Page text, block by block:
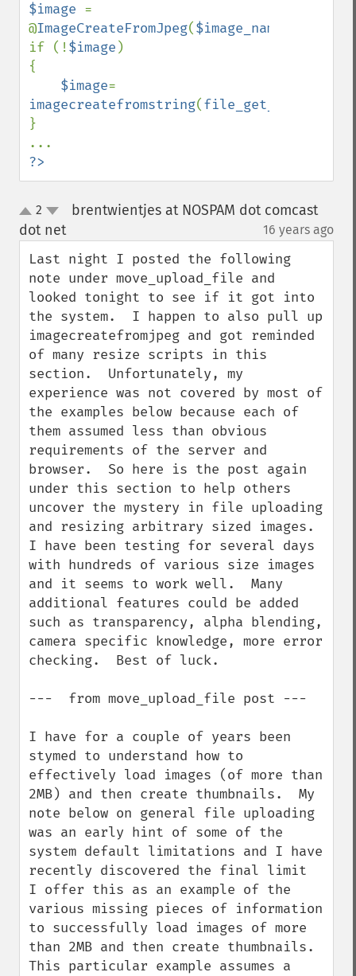
$image =
@ImageCreateFromJpeg($image_name
if (!$image )
{
$image
imagecreatefromstring(file_get_contents
}
?>
up
down
2
brentwientjes at NOSPAM dot comcast
dot net¶ 16 years ago
Last night I posted the following
note under move_upload_file and
looked tonight to see if it got into
the system.  I happen to also pull up
imagecreatefromjpeg and got reminded
of many resize scripts in this
section.  Unfortunately, my
experience was not covered by most of
the examples below because each of
them assumed less than obvious
requirements of the server and
browser.  So here is the post again
under this section to help others
uncover the mystery in file uploading
and resizing arbitrary sized images.
I have been testing for several days
with hundreds of various size images
and it seems to work well.  Many
additional features could be added
such as transparency, alpha blending,
camera specific knowledge, more error
checking.  Best of luck.
---  from move_upload_file post ---
I have for a couple of years been
stymed to understand how to
effectively load images (of more than
2MB) and then create thumbnails.  My
note below on general file uploading
was an early hint of some of the
system default limitations and I have
recently discovered the final limit
I offer this as an example of the
various missing pieces of information
to successfully load images of more
than 2MB and then create thumbnails.
This particular example assumes a